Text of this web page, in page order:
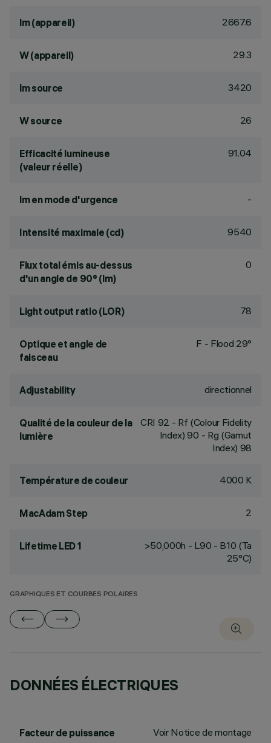
lm (appareil) 2667.6
W (appareil) 29.3
lm source 3420
W source 26
Efficacité lumineuse
(valeur réelle)
91.04
lm en mode d'urgence -
Intensité maximale (cd) 9540
Flux total émis au-dessus
d'un angle de 90° (lm)
0
Light output ratio (LOR) 78
Optique et angle de
faisceau
F - Flood 29°
Adjustability directionnel
Qualité de la couleur de la
lumière
CRI 92 - Rf (Colour Fidelity
Index) 90 - Rg (Gamut
Index) 98
Température de couleur 4000 K
MacAdam Step 2
Lifetime LED 1
>50,000h - L90 - B10 (Ta
25°C)
GRAPHIQUES ET COURBES POLAIRES
DONNÉES ÉLECTRIQUES
Facteur de puissance Voir Notice de montage